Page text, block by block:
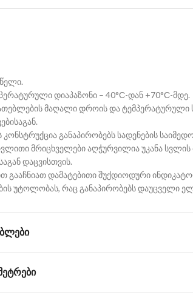
დიაპაზონი – 40°С-დან +70°С-მდე.
მაღალი დროის და ტემპერატურული
განაპირობებს სადენების
მრიცხველები აღჭურვილია უკანა
დაცვისთვის.
გააჩნიათ დამატებითი შუქდიოდური
უტოლობას, რაც განაპირობებს დაუცველი